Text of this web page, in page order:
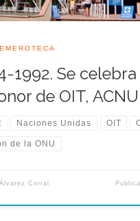
1992. Se celebra
de OIT,
Naciones Unidas OIT
de la ONU
Corral